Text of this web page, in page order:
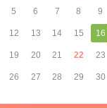
5 6 7 8 9
12 13 14 15 16
19 20 21 22 23
26 27 28 29 30